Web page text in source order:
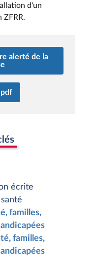
d'un
ZFRR.
alerté de la
écrite
familles,
familles,